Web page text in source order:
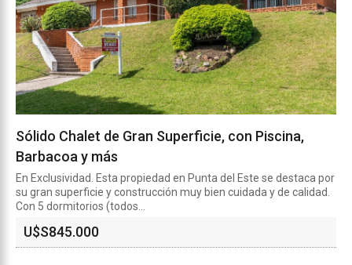
Sólido Chalet de Gran Superficie, con Piscina,
Barbacoa y más
En Exclusividad. Esta propiedad en Punta del Este se destaca por
su gran superficie y construcción muy bien cuidada y de calidad.
Con 5 dormitorios (todos...
U$S845.000